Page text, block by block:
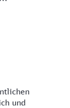
und